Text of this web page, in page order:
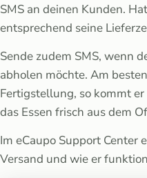
SMS an deinen Kunden.
entsprechend seine
Sende zudem SMS, wenn
abholen möchte. Am
Fertigstellung, so kommt
das Essen frisch aus dem
Im eCaupo Support Center
Versand und wie er